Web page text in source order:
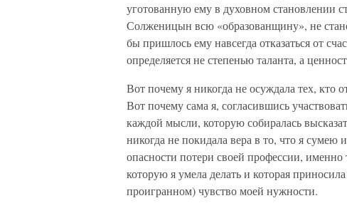
уготованную ему в духовном становлении
Солженицын всю «образованщину», не
бы пришлось ему навсегда отказаться от
определяется не степенью таланта, а
Вот почему я никогда не осуждала тех, кто
Вот почему сама я, согласившись
каждой мысли, которую собиралась
никогда не покидала вера в то, что я сумею
опасности потери своей профессии,
которую я умела делать и которая
проигранном) чувство моей нужности.